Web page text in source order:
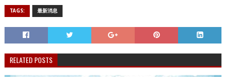
TAGS: 最新消息
RELATED POSTS